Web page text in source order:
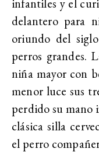
delantero para
oriundo del
perros grandes.
niña mayor con
menor luce sus
perdido su mano
clásica silla
el perro